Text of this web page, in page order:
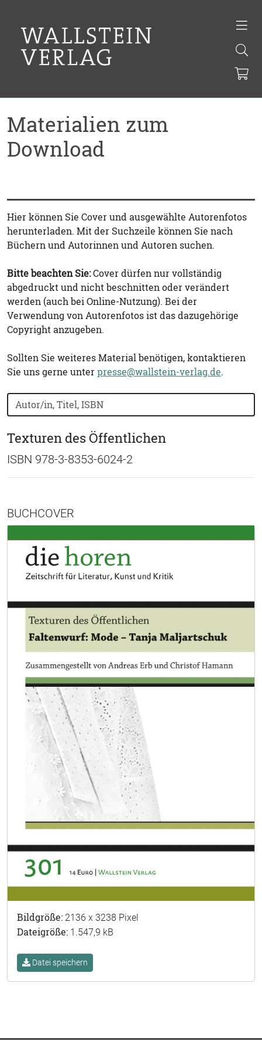
Materialien zum
Download
Hier können Sie Cover und ausgewählte Autorenfotos
herunterladen. Mit der Suchzeile können Sie nach
Büchern und Autorinnen und Autoren suchen.
Bitte beachten Sie:Cover dürfen nur vollständig
abgedruckt und nicht beschnitten oder verändert
werden (auch bei Online-Nutzung). Bei der
Verwendung von Autorenfotos ist das dazugehörige
Copyright anzugeben.
Sollten Sie weiteres Material benötigen, kontaktieren
Sie uns gerne unterpresse@wallstein-verlag.de.
Bücher nach Buchtitel, Autorennamen oder ISBN
Texturen des Öffentlichen
ISBN 978-3-8353-6024-2
BUCHCOVER
Bildgröße: 2136 x 3238 Pixel
Dateigröße: 1.547,9 kB
Datei speichern